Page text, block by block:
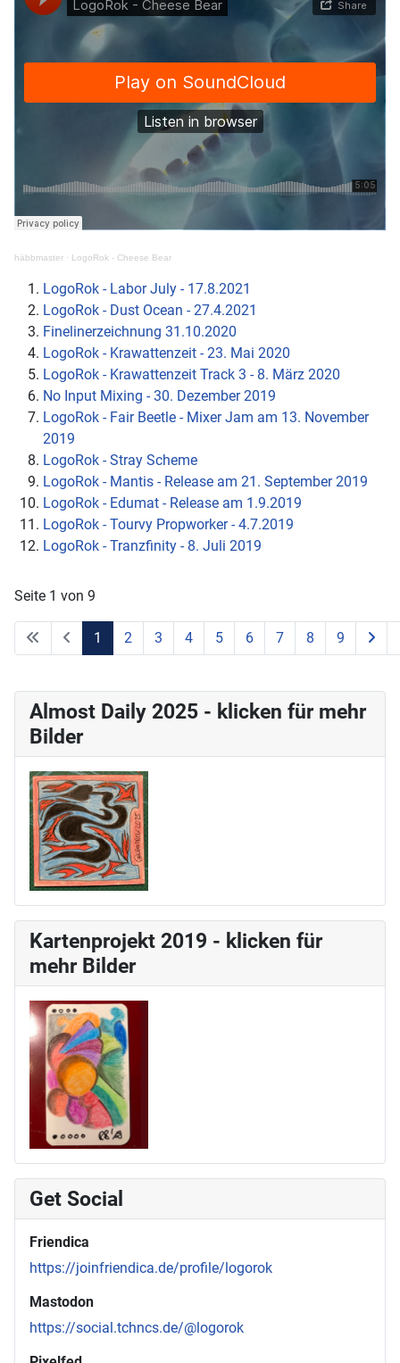
häbbmaster · LogoRok - Cheese Bear
LogoRok - Labor July - 17.8.2021
LogoRok - Dust Ocean - 27.4.2021
Finelinerzeichnung 31.10.2020
LogoRok - Krawattenzeit - 23. Mai 2020
LogoRok - Krawattenzeit Track 3 - 8. März 2020
No Input Mixing - 30. Dezember 2019
LogoRok - Fair Beetle - Mixer Jam am 13. November
2019
LogoRok - Stray Scheme
LogoRok - Mantis - Release am 21. September 2019
LogoRok - Edumat - Release am 1.9.2019
LogoRok - Tourvy Propworker - 4.7.2019
LogoRok - Tranzfinity - 8. Juli 2019
Seite 1 von 9
1 2 3 4 5 6 7 8 9
Almost Daily 2025 - klicken für mehr
Bilder
Kartenprojekt 2019 - klicken für
mehr Bilder
Get Social
Friendica
https://joinfriendica.de/profile/logorok
Mastodon
https://social.tchncs.de/@logorok